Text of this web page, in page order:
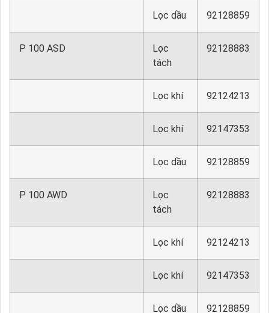
Lọc dầu 92128859
P 100 ASD
Lọc
tách
92128883
Lọc khí 92124213
Lọc khí 92147353
Lọc dầu 92128859
P 100 AWD
Lọc
tách
92128883
Lọc khí 92124213
Lọc khí 92147353
Lọc dầu 92128859